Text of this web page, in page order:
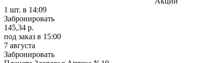
1 шт. в 14:09
Забронировать
145,34 р.
под заказ в 15:00
7 августа
Забронировать